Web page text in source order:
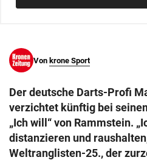
Von krone Sport
Der deutsche Darts-Profi
verzichtet künftig bei
„Ich will“ von Rammstein.
distanzieren und
Weltranglisten-25., der